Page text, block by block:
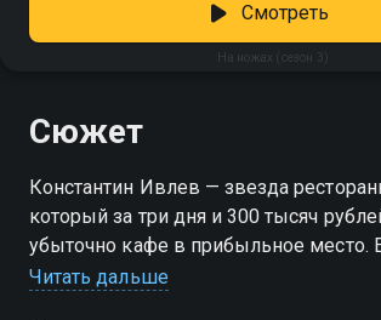
На ножах (сезон 3)
Смотреть
Сюжет
Константин Ивлев — звезда
который за три дня и 300 тысяч
убыточно кафе в прибыльное место.
правильная команда, крутой дизайн и
Читать дальше